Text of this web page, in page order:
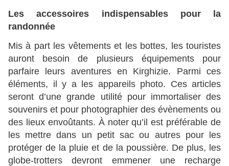
Les accessoires indispensables pour la
randonnée
Mis à part les vêtements et les bottes, les touristes
auront besoin de plusieurs équipements pour
parfaire leurs aventures en Kirghizie. Parmi ces
éléments, il y a les appareils photo. Ces articles
seront d’une grande utilité pour immortaliser des
souvenirs et pour photographier des évènements ou
des lieux envoûtants. À noter qu’il est préférable de
les mettre dans un petit sac ou autres pour les
protéger de la pluie et de la poussière. De plus, les
globe-trotters devront emmener une recharge